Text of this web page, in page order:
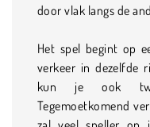
door vlak langs de
Het spel begint op
verkeer in dezelfde
kun je ook
Tegemoetkomend